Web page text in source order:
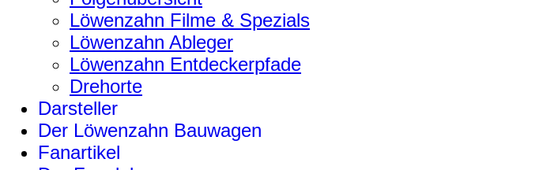
Löwenzahn Filme & Spezials
Löwenzahn Ableger
Löwenzahn Entdeckerpfade
Drehorte
Darsteller
Der Löwenzahn Bauwagen
Fanartikel